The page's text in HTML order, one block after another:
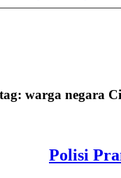
warga negara
Polisi